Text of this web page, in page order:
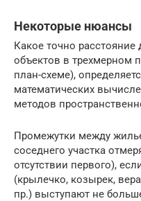
Некоторые нюансы
Какое точно
объектов в трехмерном
план-схеме),
математических
методов
Промежутки между
соседнего участка
отсутствии первого),
(крылечко, козырек,
пр.) выступают не